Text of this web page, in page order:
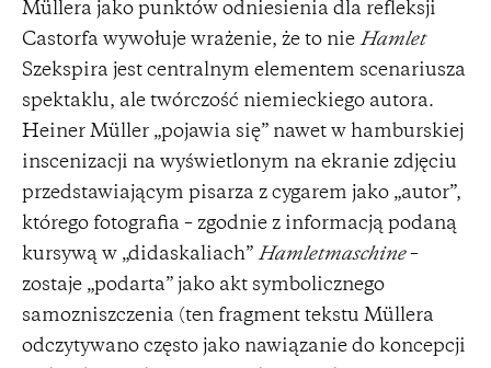
Müllera jako punktów odniesienia dla refleksji
Castorfa wywołuje wrażenie, że to nie Hamlet
Szekspira jest centralnym elementem scenariusza
spektaklu, ale twórczość niemieckiego autora.
Heiner Müller „pojawia się” nawet w hamburskiej
inscenizacji na wyświetlonym na ekranie zdjęciu
przedstawiającym pisarza z cygarem jako „autor”,
którego fotografia – zgodnie z informacją podaną
kursywą w „didaskaliach” Hamletmaschine–
zostaje „podarta” jako akt symbolicznego
samozniszczenia (ten fragment tekstu Müllera
odczytywano często jako nawiązanie do koncepcji